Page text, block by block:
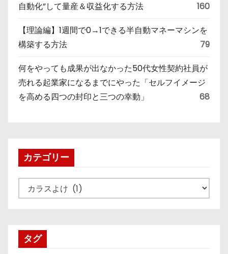
自動化”して量産＆収益化する方法
160
【理論編】1週間で0→1できる半自動マネーマシンを
構築する方法
79
何をやっても成果が出なかった50代女性契約社員が
売れる起業家になるまでにやった「セルフイメージ
を高める四つの封印と三つの幸動」
68
カテゴリー
テ
ータグ